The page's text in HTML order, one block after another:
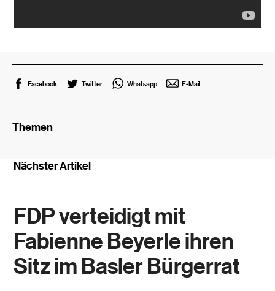
Facebook Twitter Whatsapp E-Mail
Themen
Nächster Artikel
FDP verteidigt mit
Fabienne Beyerle ihren
Sitz im Basler Bürgerrat